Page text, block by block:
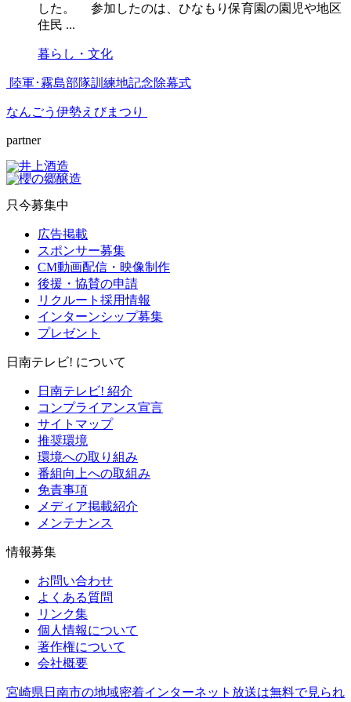
した。 参加したのは、ひなもり保育園の園児や地区
住民 ...
暮らし・文化
陸軍･霧島部隊訓練地記念除幕式
なんごう伊勢えびまつり
partner
只今募集中
広告掲載
スポンサー募集
CM動画配信・映像制作
後援・協賛の申請
リクルート採用情報
インターンシップ募集
プレゼント
日南テレビ! について
日南テレビ! 紹介
コンプライアンス宣言
サイトマップ
推奨環境
環境への取り組み
番組向上への取組み
免責事項
メディア掲載紹介
メンテナンス
情報募集
お問い合わせ
よくある質問
リンク集
個人情報について
著作権について
会社概要
宮崎県日南市の地域密着インターネット放送は無料で見られ